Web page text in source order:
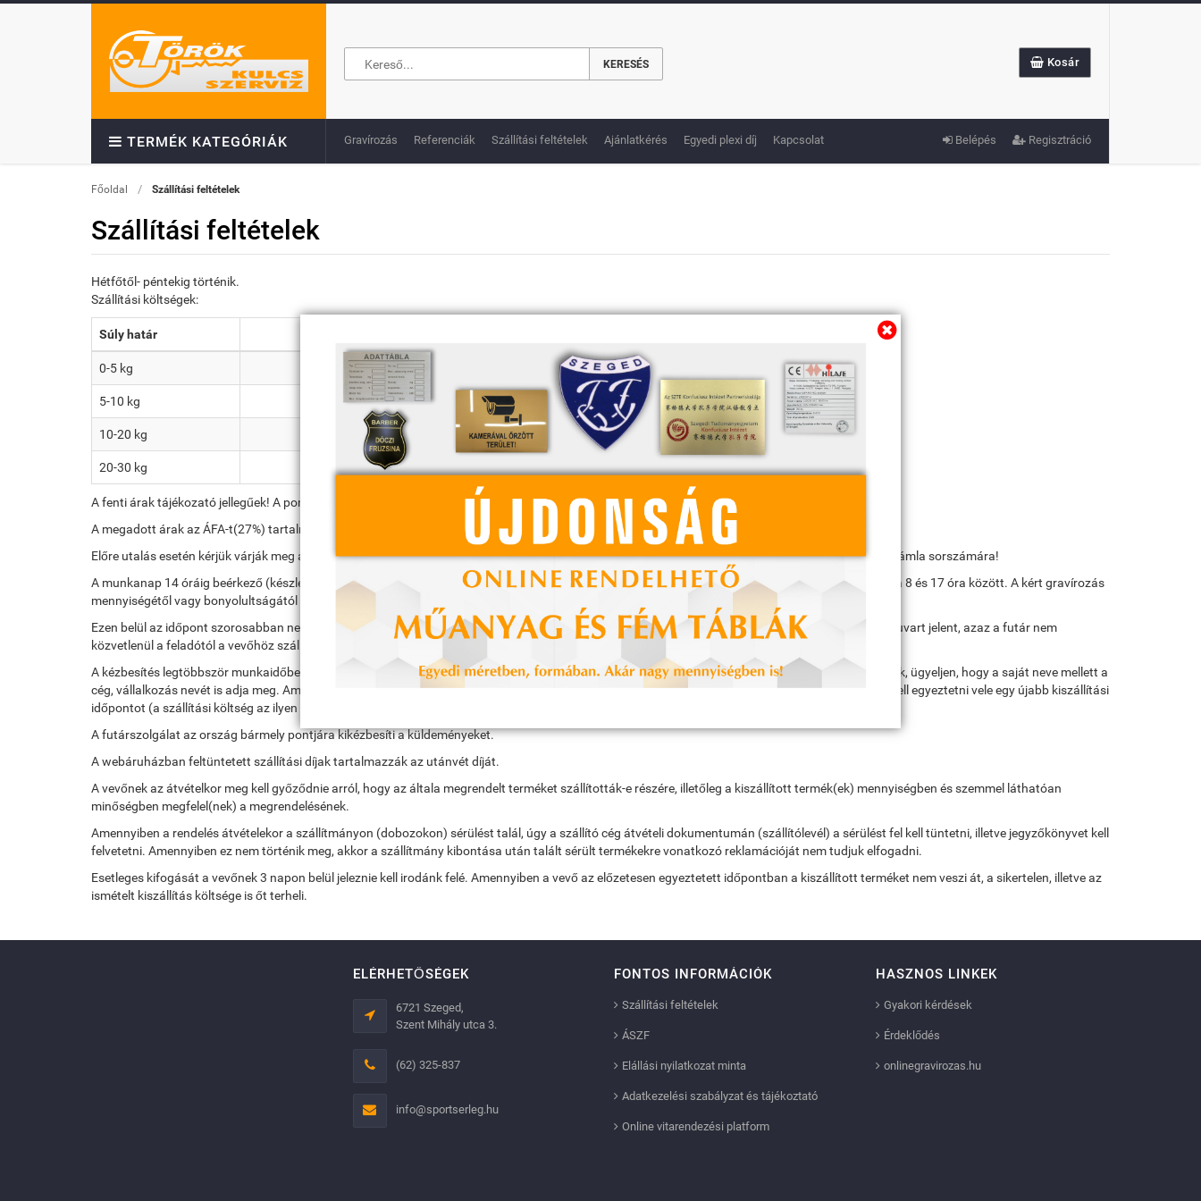
TERMÉK KATEGÓRIÁK
KERESÉS Kosár
Belépés Regisztráció
Gravírozás Referenciák Szállítási feltételek Ajánlatkérés Egyedi plexi díj Kapcsolat
Főoldal / Szállítási feltételek
Szállítási feltételek
Hétfőtől- péntekig történik.
Szállítási költségek:
Súly határ
0-5 kg 2.500 Ft / csomag 3.300 Ft / csomag
5-10 kg 2.800 Ft / csomag 3.600 Ft / csomag
10-20 kg 3.200 Ft / csomag 4.500 Ft / csomag
20-30 kg 3.800 Ft / csomag 5.500 Ft / csomag
A fenti árak tájékozató jellegűek! A pontos szállítási díjról kérjük érdeklődjenek e-mailben!
A megadott árak az ÁFA-t(27%) tartalmazzák!
Előre utalás esetén kérjük várják meg a digitális számlát, amin szerepelni fognak az utaláshoz szükséges adatok! Utalásnál kérjük hivatkozzon a számla sorszámára!
A munkanap 14 óráig beérkező (készleten lévő termék esetén) megrendeléseket a következő munkanapon az ország teljes területén házhoz szállítja 8 és 17 óra között. A kért gravírozás
mennyiségétől vagy bonyolultságától függően ez az időpont változhat.
Ezen belül az időpont szorosabban nem határozható meg, hiszen a futár - a postáshoz hasonlóan - címről címre halad. A futáros szállítás nem célfuvart jelent, azaz a futár nem
közvetlenül a feladótól a vevőhöz szállítja a küldeményt, hanem egy terítőhálózaton keresztül jut el a címzetthez.
A kézbesítés legtöbbször munkaidőben történik, ezért szállítási címként célszerű napközbeni, munkahelyi címet megadni, de ebben az esetben kérjük, ügyeljen, hogy a saját neve mellett a
cég, vállalkozás nevét is adja meg. Amennyiben a futár nem talál meg a megadott címen, értesítőt hagy és az értesítőben szereplő telefonszámon kell egyeztetni vele egy újabb kiszállítási
időpontot (a szállítási költség az ilyen esetekben megismételt kiszállítást is tartalmazza).
A futárszolgálat az ország bármely pontjára kikézbesíti a küldeményeket.
A webáruházban feltüntetett szállítási díjak tartalmazzák az utánvét díját.
A vevőnek az átvételkor meg kell győződnie arról, hogy az általa megrendelt terméket szállították-e részére, illetőleg a kiszállított termék(ek) mennyiségben és szemmel láthatóan
minőségben megfelel(nek) a megrendelésének.
Amennyiben a rendelés átvételekor a szállítmányon (dobozokon) sérülést talál, úgy a szállító cég átvételi dokumentumán (szállítólevél) a sérülést fel kell tüntetni, illetve jegyzőkönyvet kell
felvetetni. Amennyiben ez nem történik meg, akkor a szállítmány kibontása után talált sérült termékekre vonatkozó reklamációját nem tudjuk elfogadni.
Esetleges kifogását a vevőnek 3 napon belül jeleznie kell irodánk felé. Amennyiben a vevő az előzetesen egyeztetett időpontban a kiszállított terméket nem veszi át, a sikertelen, illetve az
ismételt kiszállítás költsége is őt terheli.
ELÉRHETŐSÉGEK
6721 Szeged,
Szent Mihály utca 3.
(62) 325-837
info@sportserleg.hu
FONTOS INFORMÁCIÓK
Szállítási feltételek
ÁSZF
Elállási nyilatkozat minta
Adatkezelési szabályzat és tájékoztató
Online vitarendezési platform
HASZNOS LINKEK
Gyakori kérdések
Érdeklődés
onlinegravirozas.hu